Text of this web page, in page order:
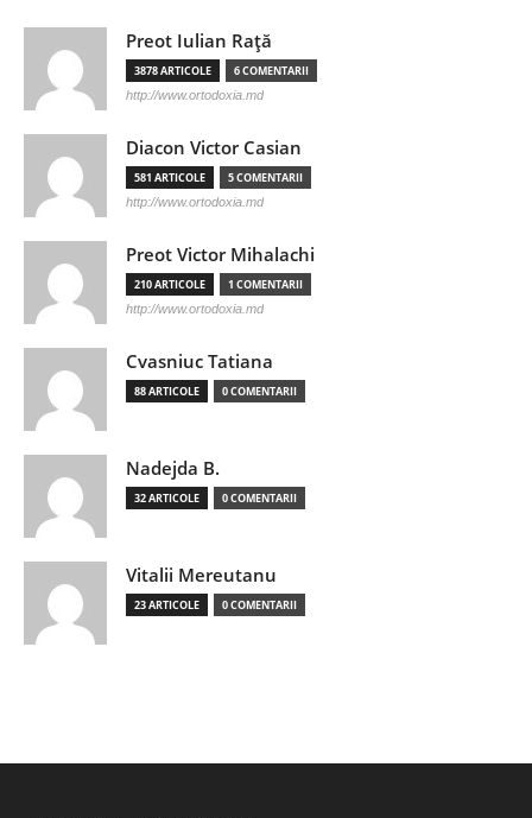
Preot Iulian Raţă
3878 ARTICOLE 6 COMENTARII
http://www.ortodoxia.md
Diacon Victor Casian
581 ARTICOLE 5 COMENTARII
http://www.ortodoxia.md
Preot Victor Mihalachi
210 ARTICOLE 1 COMENTARII
http://www.ortodoxia.md
Cvasniuc Tatiana
88 ARTICOLE 0 COMENTARII
Nadejda B.
32 ARTICOLE 0 COMENTARII
Vitalii Mereutanu
23 ARTICOLE 0 COMENTARII